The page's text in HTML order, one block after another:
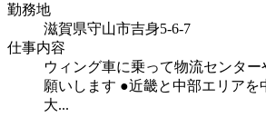
勤務地
滋賀県守山市吉身5-6-7
仕事内容
ウィング車に乗って物流センタ
願いします ●近畿と中部エリアを
大...